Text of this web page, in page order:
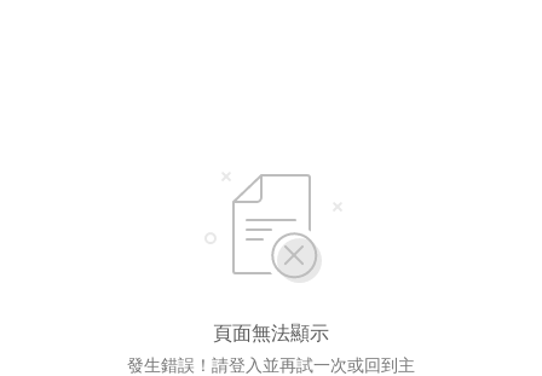
頁面無法顯示
發生錯誤！請登入並再試一次或回到主